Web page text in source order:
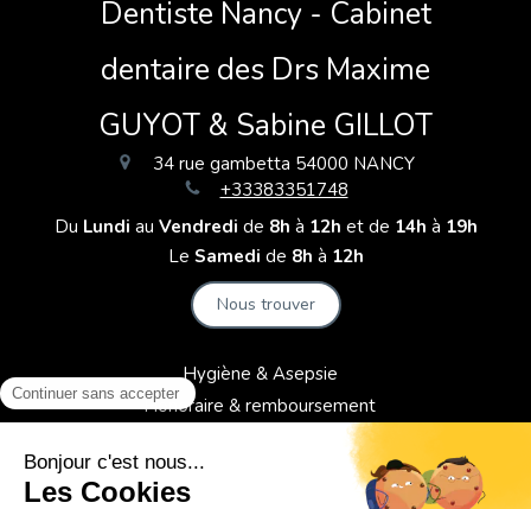
Dentiste Nancy - Cabinet
dentaire des Drs Maxime
GUYOT & Sabine GILLOT
34 rue gambetta 54000 NANCY
+33383351748
Du Lundi au Vendredi de 8h à 12h et de 14h à 19h
Le Samedi de 8h à 12h
Nous trouver
Hygiène & Asepsie
Honoraire & remboursement
Politique de confidentialité et charte cookie